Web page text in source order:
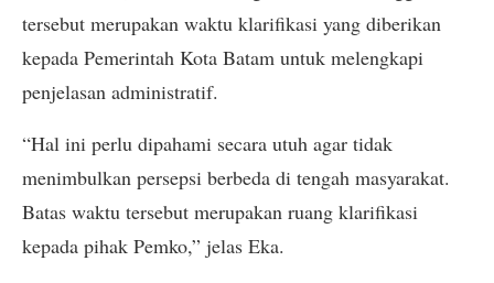
tersebut merupakan waktu klarifikasi yang diberikan
kepada Pemerintah Kota Batam untuk melengkapi
penjelasan administratif.
“Hal ini perlu dipahami secara utuh agar tidak
menimbulkan persepsi berbeda di tengah masyarakat.
Batas waktu tersebut merupakan ruang klarifikasi
kepada pihak Pemko,” jelas Eka.